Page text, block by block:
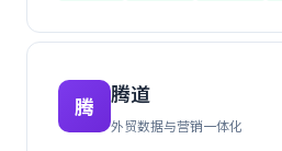
腾 腾道
外贸数据与营销一体化